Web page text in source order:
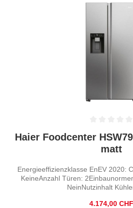
Durchschnittliche Bewertung von
Haier Foodcenter
matt
Energieeffizienzklasse EnEV 2020:
KeineAnzahl Türen:
NeinNutzinhalt
Regulärer
4.174,00 CHF